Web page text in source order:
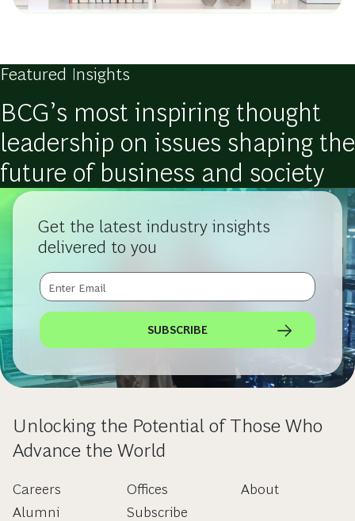
Featured Insights
BCG’s most inspiring thought
leadership on issues shaping the
future of business and society
Get the latest industry insights
delivered to you
SUBSCRIBE
Unlocking the Potential of Those Who
Advance the World
Careers
Alumni
Offices
Subscribe
About